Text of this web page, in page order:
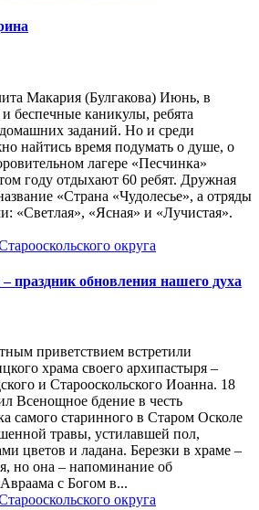
Макария (Булгакова) Июнь, в
беспечные каникулы, ребята
заданий. Но и среди
найтись время подумать о душе, о
лагере «Песчинка»
году отдыхают 60 ребят. Дружная
«Страна «Чудолесье», а отряды
«Светлая», «Ясная» и «Лучистая».
округа
праздник обновления нашего духа
приветствием встретили
храма своего архипастыря –
и Старооскольского Иоанна. 18
Всенощное бдение в честь
самого старинного в Старом Осколе
травы, устилавшей пол,
цветов и ладана. Березки в храме –
но она – напоминание об
с Богом в...
округа